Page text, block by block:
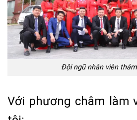
Đội ngũ nhân viên
Với phương châm làm